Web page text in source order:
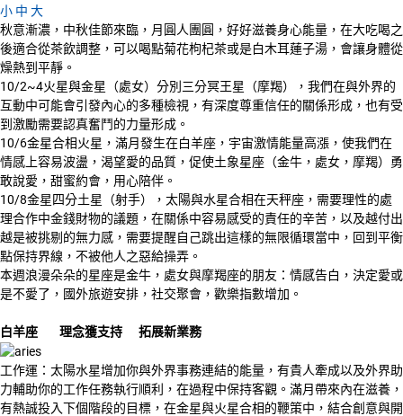
小 中 大
秋意漸濃，中秋佳節來臨，月圓人團圓，好好滋養身心能量，在大吃喝之
後適合從茶飲調整，可以喝點菊花枸杞茶或是白木耳蓮子湯，會讓身體從
燥熱到平靜。
10/2~4火星與金星（處女）分別三分冥王星（摩羯），我們在與外界的
互動中可能會引發內心的多種檢視，有深度尊重信任的關係形成，也有受
到激勵需要認真奮鬥的力量形成。
10/6金星合相火星，滿月發生在白羊座，宇宙激情能量高漲，使我們在
情感上容易波盪，渴望愛的品質，促使土象星座（金牛，處女，摩羯）勇
敢說愛，甜蜜約會，用心陪伴。
10/8金星四分土星（射手），太陽與水星合相在天秤座，需要理性的處
理合作中金錢財物的議題，在關係中容易感受的責任的辛苦，以及越付出
越是被挑剔的無力感，需要提醒自己跳出這樣的無限循環當中，回到平衡
點保持界線，不被他人之惡給操弄。
本週浪漫朵朵的星座是金牛，處女與摩羯座的朋友：情感告白，決定愛或
是不愛了，國外旅遊安排，社交聚會，歡樂指數增加。
白羊座 理念獲支持 拓展新業務
工作運：太陽水星增加你與外界事務連結的能量，有貴人牽成以及外界助
力輔助你的工作任務執行順利，在過程中保持客觀。滿月帶來內在滋養，
有熱誠投入下個階段的目標，在金星與火星合相的鞭策中，結合創意與開